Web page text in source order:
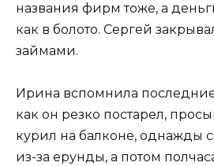
названия фирм тоже, а
как в болото. Сергей
займами.
Ирина вспомнила
как он резко постарел,
курил на балконе, однажды
из-за ерунды, а потом